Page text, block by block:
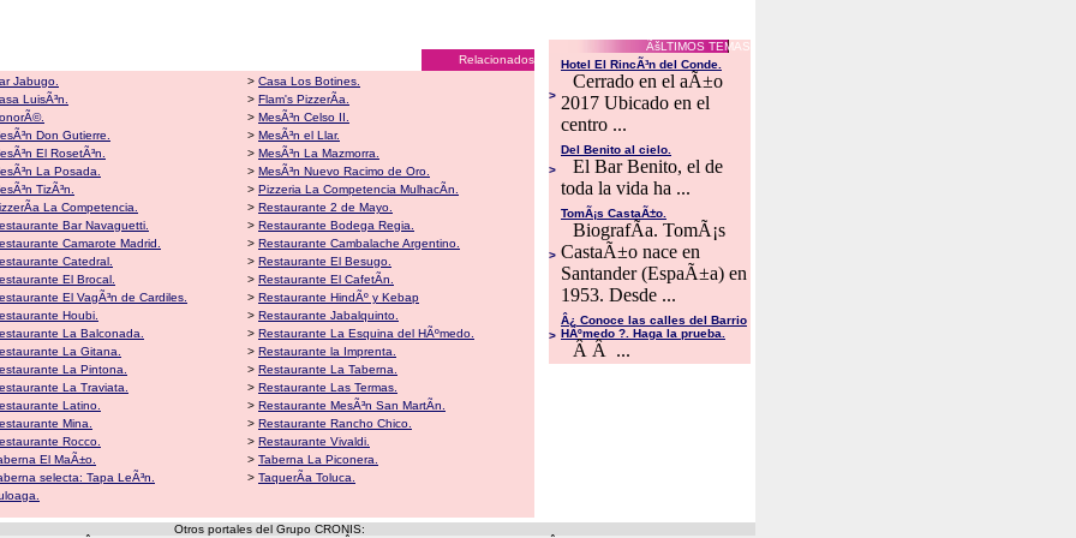
Relacionados
Jabugo. > Casa Los Botines.
LuisÃ³n. > Flam's PizzerÃ­a.
> MesÃ³n Celso II.
Don Gutierre. > MesÃ³n el Llar.
El RosetÃ³n. > MesÃ³n La Mazmorra.
La Posada. > MesÃ³n Nuevo Racimo de Oro.
TizÃ³n. > Pizzeria La Competencia MulhacÃ­n.
La Competencia. > Restaurante 2 de Mayo.
Bar Navaguetti. > Restaurante Bodega Regia.
Camarote Madrid. > Restaurante Cambalache Argentino.
Catedral. > Restaurante El Besugo.
El Brocal. > Restaurante El CafetÃ­n.
El VagÃ³n de Cardiles. > Restaurante HindÃº y Kebap
Houbi. > Restaurante Jabalquinto.
La Balconada. > Restaurante La Esquina del HÃºmedo.
La Gitana. > Restaurante la Imprenta.
La Pintona. > Restaurante La Taberna.
La Traviata. > Restaurante Las Termas.
Latino. > Restaurante MesÃ³n San MartÃ­n.
Mina. > Restaurante Rancho Chico.
Rocco. > Restaurante Vivaldi.
El MaÃ±o. > Taberna La Piconera.
selecta: Tapa LeÃ³n. > TaquerÃ­a Toluca.
ÃšLTIMOS TEMAS
>
Hotel El RincÃ³n del Conde.
Cerrado en el aÃ±o
2017 Ubicado en el
centro ...
>
Del Benito al cielo.
El Bar Benito, el de
toda la vida ha ...
>
TomÃ¡s CastaÃ±o.
BiografÃ­a. TomÃ¡s
CastaÃ±o nace en
Santander (EspaÃ±a) en
1953. Desde ...
>
Â¿ Conoce las calles del Barrio
HÃºmedo ?. Haga la prueba.
Â Â ...
Otros portales del Grupo CRONIS: